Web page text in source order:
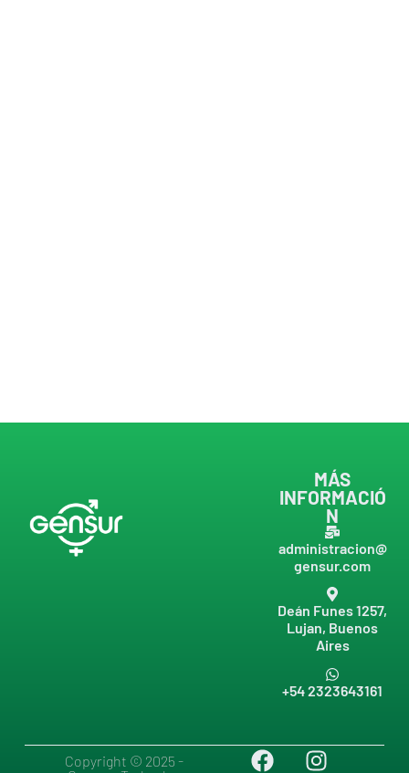
MÁS
INFORMACIÓ
N
administracion@
gensur.com
Deán Funes 1257,
Lujan, Buenos
Aires
+54 2323643161
Copyright © 2025 -